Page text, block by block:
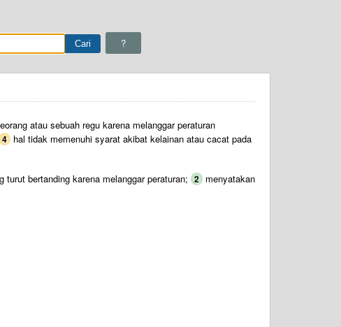
?
atau sebuah regu karena melanggar peraturan
4 hal tidak memenuhi syarat akibat kelainan atau cacat pada
turut bertanding karena melanggar peraturan; 2 menyatakan